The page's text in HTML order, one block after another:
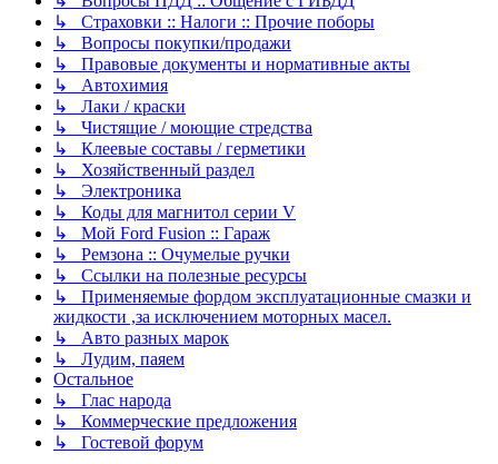
↳ Страховки :: Налоги :: Прочие поборы
↳ Вопросы покупки/продажи
↳ Правовые документы и нормативные акты
↳ Автохимия
↳ Лаки / краски
↳ Чистящие / моющие стредства
↳ Клеевые составы / герметики
↳ Хозяйственный раздел
↳ Электроника
↳ Коды для магнитол серии V
↳ Мой Ford Fusion :: Гараж
↳ Ремзона :: Очумелые ручки
↳ Ссылки на полезные ресурсы
↳ Применяемые фордом эксплуатационные смазки и
жидкости ,за исключением моторных масел.
↳ Авто разных марок
↳ Лудим, паяем
Остальное
↳ Глас народа
↳ Коммерческие предложения
↳ Гостевой форум